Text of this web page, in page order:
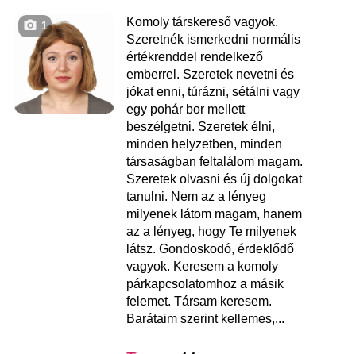
1
Komoly társkereső vagyok.
Szeretnék ismerkedni normális
értékrenddel rendelkező
emberrel. Szeretek nevetni és
jókat enni, túrázni, sétálni vagy
egy pohár bor mellett
beszélgetni. Szeretek élni,
minden helyzetben, minden
társaságban feltalálom magam.
Szeretek olvasni és új dolgokat
tanulni. Nem az a lényeg
milyenek látom magam, hanem
az a lényeg, hogy Te milyenek
látsz. Gondoskodó, érdeklődő
vagyok. Keresem a komoly
párkapcsolatomhoz a másik
felemet. Társam keresem.
Barátaim szerint kellemes,...